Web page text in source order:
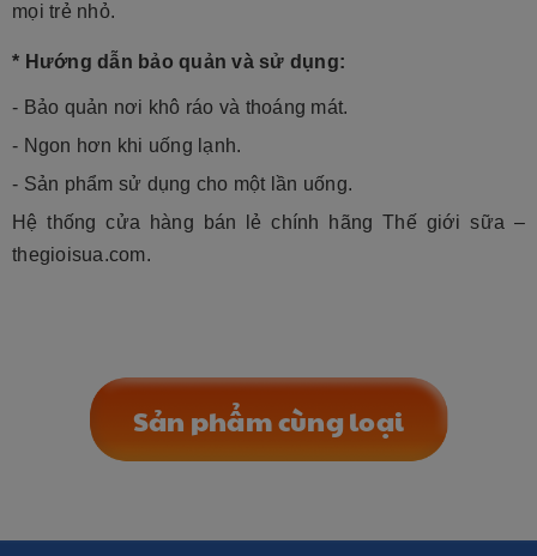
mọi trẻ nhỏ.
* Hướng dẫn bảo quản và sử dụng:
- Bảo quản nơi khô ráo và thoáng mát.
- Ngon hơn khi uống lạnh.
- Sản phẩm sử dụng cho một lần uống.
Hệ thống cửa hàng bán lẻ chính hãng Thế giới sữa –
thegioisua.com.
Sản phẩm cùng loại